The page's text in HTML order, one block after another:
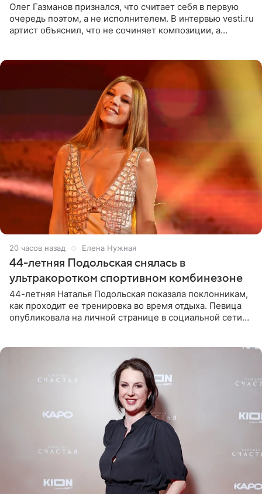
Олег Газманов признался, что считает себя в первую
очередь поэтом, а не исполнителем. В интервью vesti.ru
артист объяснил, что не сочиняет композиции, а
20 часов назад Елена Нужная
44-летняя Подольская снялась в
ультракоротком спортивном комбинезоне
44-летняя Наталья Подольская показала поклонникам,
как проходит ее тренировка во время отдыха. Певица
опубликовала на личной странице в социальной сети